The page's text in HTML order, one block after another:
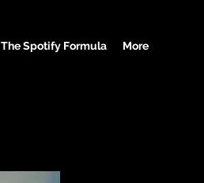
The Spotify Formula More